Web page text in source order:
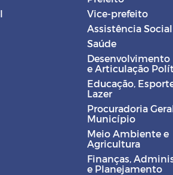
Vice-prefeito
Assistência Social
Saúde
Desenvolvimento
e Articulação
Educação,
Lazer
Procuradoria
Município
Meio Ambiente e
Agricultura
Finanças,
e Planejamento